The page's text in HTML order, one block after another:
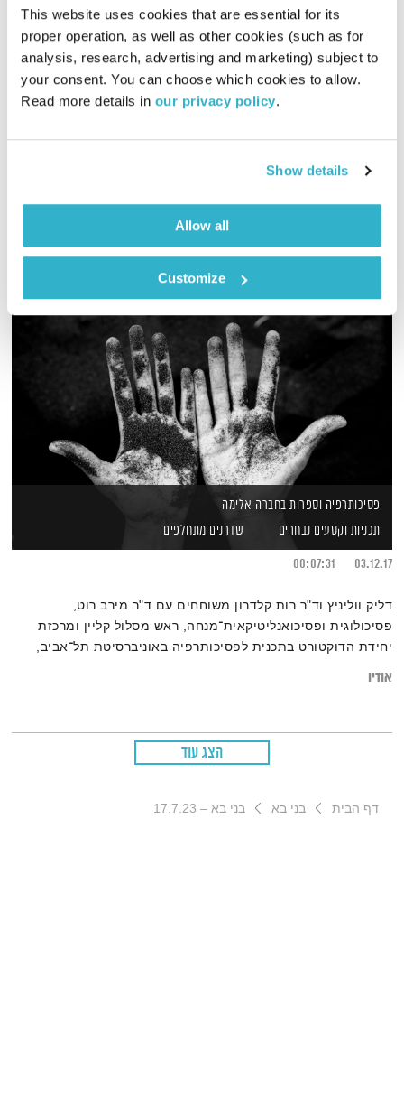
This website uses cookies that are essential for its
proper operation, as well as other cookies (such as for
analysis, research, advertising and marketing) subject to
your consent. You can choose which cookies to allow.
Read more details in our privacy policy.
Show details
Allow all
Customize
תמיכה טכנית – 26.7.17
תמיכה טכנית
אלון נוימןויעל מן שחר
26.07.17
00:58:37
המחמד? האם סמארטפון לפני השינה מוביל להפרעות קשב בבוקר
ויעל
פסיכותרפיה וספרות בחברה אלימה
תכניות וקטעים נבחרים
שדרנים מתחלפים
03.12.17
00:07:31
דליק ווליניץ וד"ר רות קלדרון משוחחים עם ד"ר מירב רוט,
פסיכולוגית ופסיכואנליטיקאית־מנחה, ראש מסלול קליין ומרכזת
יחידת הדוקטורט בתכנית לפסיכותרפיה באוניברסיטת תל־אביב,
אודיו
הצג עוד
דף הבית בני בא בני בא – 17.7.23